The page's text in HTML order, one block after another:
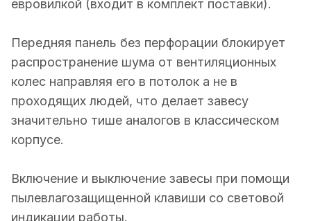
евровилкой (входит в комплект поставки).
Передняя панель без перфорации блокирует
распространение шума от вентиляционных
колес направляя его в потолок а не в
проходящих людей, что делает завесу
значительно тише аналогов в классическом
корпусе.
Включение и выключение завесы при помощи
пылевлагозащищенной клавиши со световой
индикации работы.